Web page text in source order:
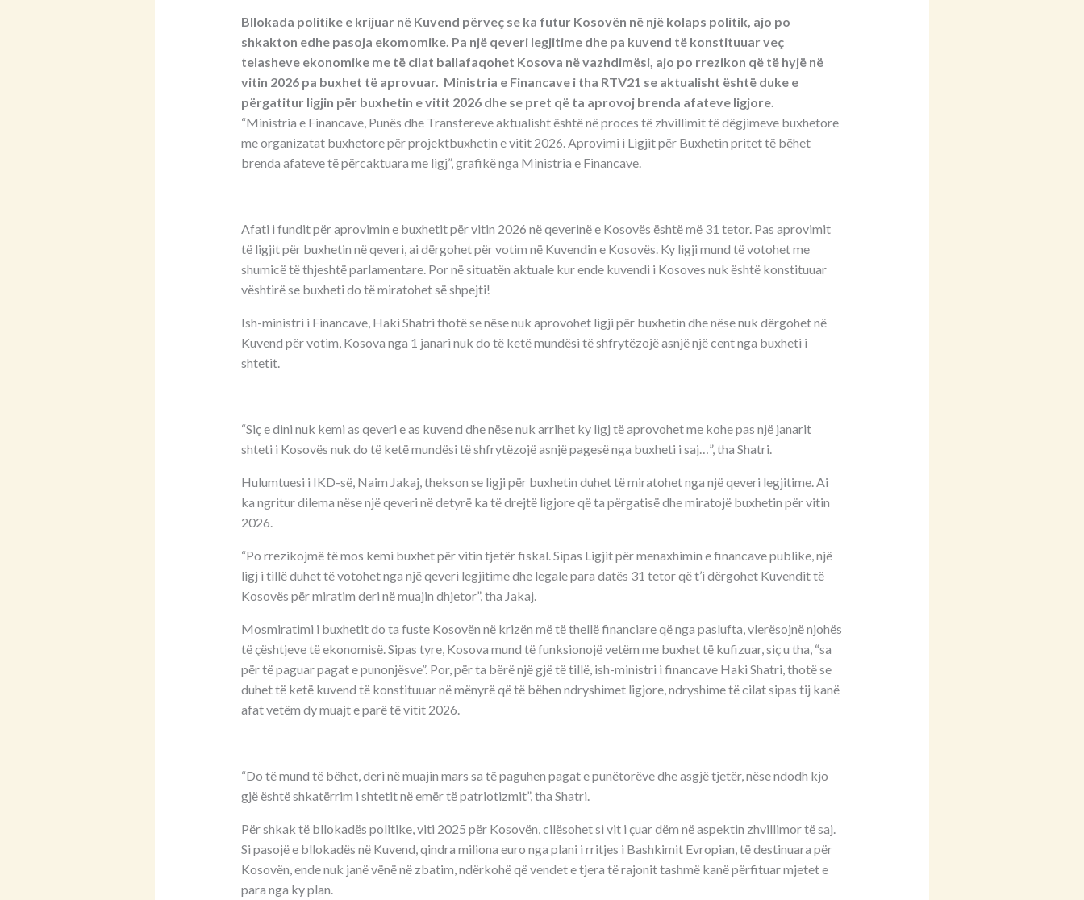
Bllokada politike e krijuar në Kuvend përveç se ka futur Kosovën në një kolaps politik, ajo po
shkakton edhe pasoja ekomomike. Pa një qeveri legjitime dhe pa kuvend të konstituuar veç
telasheve ekonomike me të cilat ballafaqohet Kosova në vazhdimësi, ajo po rrezikon që të hyjë në
vitin 2026 pa buxhet të aprovuar. Ministria e Financave i tha RTV21 se aktualisht është duke e
përgatitur ligjin për buxhetin e vitit 2026 dhe se pret që ta aprovoj brenda afateve ligjore.
“Ministria e Financave, Punës dhe Transfereve aktualisht është në proces të zhvillimit të dëgjimeve buxhetore
me organizatat buxhetore për projektbuxhetin e vitit 2026. Aprovimi i Ligjit për Buxhetin pritet të bëhet
brenda afateve të përcaktuara me ligj”, grafikë nga Ministria e Financave.
Afati i fundit për aprovimin e buxhetit për vitin 2026 në qeverinë e Kosovës është më 31 tetor. Pas aprovimit
të ligjit për buxhetin në qeveri, ai dërgohet për votim në Kuvendin e Kosovës. Ky ligji mund të votohet me
shumicë të thjeshtë parlamentare. Por në situatën aktuale kur ende kuvendi i Kosoves nuk është konstituuar
vështirë se buxheti do të miratohet së shpejti!
Ish-ministri i Financave, Haki Shatri thotë se nëse nuk aprovohet ligji për buxhetin dhe nëse nuk dërgohet në
Kuvend për votim, Kosova nga 1 janari nuk do të ketë mundësi të shfrytëzojë asnjë një cent nga buxheti i
shtetit.
“Siç e dini nuk kemi as qeveri e as kuvend dhe nëse nuk arrihet ky ligj të aprovohet me kohe pas një janarit
shteti i Kosovës nuk do të ketë mundësi të shfrytëzojë asnjë pagesë nga buxheti i saj…”, tha Shatri.
Hulumtuesi i IKD-së, Naim Jakaj, thekson se ligji për buxhetin duhet të miratohet nga një qeveri legjitime. Ai
ka ngritur dilema nëse një qeveri në detyrë ka të drejtë ligjore që ta përgatisë dhe miratojë buxhetin për vitin
2026.
“Po rrezikojmë të mos kemi buxhet për vitin tjetër fiskal. Sipas Ligjit për menaxhimin e financave publike, një
ligj i tillë duhet të votohet nga një qeveri legjitime dhe legale para datës 31 tetor që t’i dërgohet Kuvendit të
Kosovës për miratim deri në muajin dhjetor”, tha Jakaj.
Mosmiratimi i buxhetit do ta fuste Kosovën në krizën më të thellë financiare që nga paslufta, vlerësojnë njohës
të çështjeve të ekonomisë. Sipas tyre, Kosova mund të funksionojë vetëm me buxhet të kufizuar, siç u tha, “sa
për të paguar pagat e punonjësve”. Por, për ta bërë një gjë të tillë, ish-ministri i financave Haki Shatri, thotë se
duhet të ketë kuvend të konstituuar në mënyrë që të bëhen ndryshimet ligjore, ndryshime të cilat sipas tij kanë
afat vetëm dy muajt e parë të vitit 2026.
“Do të mund të bëhet, deri në muajin mars sa të paguhen pagat e punëtorëve dhe asgjë tjetër, nëse ndodh kjo
gjë është shkatërrim i shtetit në emër të patriotizmit”, tha Shatri.
Për shkak të bllokadës politike, viti 2025 për Kosovën, cilësohet si vit i çuar dëm në aspektin zhvillimor të saj.
Si pasojë e bllokadës në Kuvend, qindra miliona euro nga plani i rritjes i Bashkimit Evropian, të destinuara për
Kosovën, ende nuk janë vënë në zbatim, ndërkohë që vendet e tjera të rajonit tashmë kanë përfituar mjetet e
para nga ky plan.